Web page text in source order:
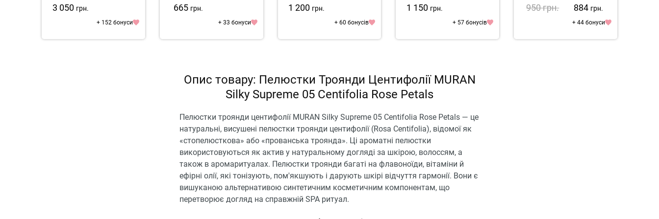
3 050 грн.
+ 152 бонуси
665 грн.
+ 33 бонуси
1 200 грн.
+ 60 бонусів
1 150 грн.
+ 57 бонусів
950грн. 884 грн.
+ 44 бонуси
Опис товару: Пелюстки Троянди Центифолії MURAN
Silky Supreme 05 Centifolia Rose Petals
Пелюстки троянди центифолії MURAN Silky Supreme 05 Centifolia Rose Petals — це
натуральні, висушені пелюстки троянди центифолії (Rosa Centifolia), відомої як
«стопелюсткова» або «прованська троянда». Ці ароматні пелюстки
використовуються як актив у натуральному догляді за шкірою, волоссям, а
також в аромаритуалах. Пелюстки троянди багаті на флавоноїди, вітаміни й
ефірні олії, які тонізують, пом'якшують і дарують шкірі відчуття гармонії. Вони є
вишуканою альтернативою синтетичним косметичним компонентам, що
перетворює догляд на справжній SPA ритуал.